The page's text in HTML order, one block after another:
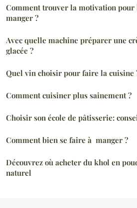
Comment trouver la motivation pour
manger ?
Avec quelle machine préparer une
glacée ?
Quel vin choisir pour faire la cuisine
Comment cuisiner plus sainement ?
Choisir son école de pâtisserie:
Comment bien se faire à manger ?
Découvrez où acheter du khol en
naturel